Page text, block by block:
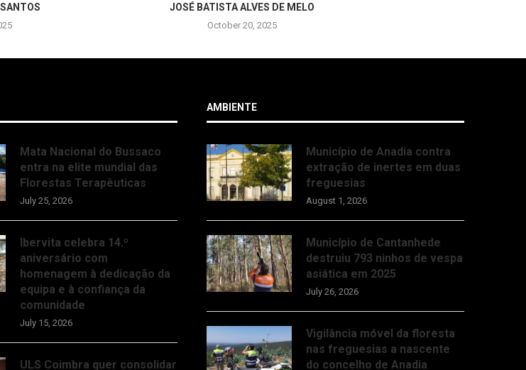
JOSÉ BATISTA ALVES DE MELO
October 20, 2025
Mata Nacional do Bussaco
entra na elite mundial das
Florestas Terapêuticas
July 25, 2026
Ibervita celebra 14.º
aniversário com
homenagem à dedicação da
equipa e à confiança da
comunidade
July 15, 2026
ULS Coimbra quer consolidar
AMBIENTE
Município de Anadia contra
extração de inertes em duas
freguesias
August 1, 2026
Município de Cantanhede
destruiu 793 ninhos de vespa
asiática em 2025
July 26, 2026
Vigilância móvel da floresta
nas freguesias a nascente
do concelho de Anadia